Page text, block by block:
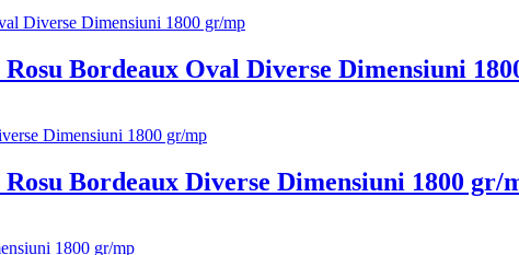
Bordeaux Oval Diverse Dimensiuni
Bordeaux Diverse Dimensiuni 1800 gr/